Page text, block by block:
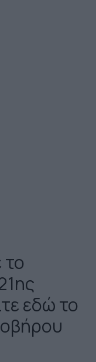
το
εδώ το